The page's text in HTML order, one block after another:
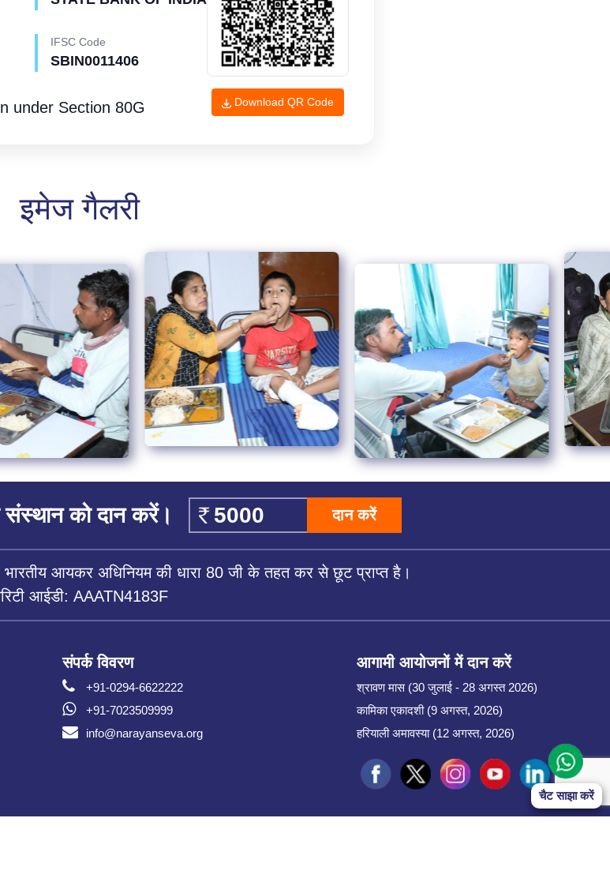
IFSC Code
SBIN0011406
under Section 80G Download QR Code
इमेज गैलरी
चैट साझा करें
संस्थान को दान करें। दान करें
भारतीय आयकर अधिनियम की धारा 80 जी के तहत कर से छूट प्राप्त है।
आईडी: AAATN4183F
संपर्क विवरण
+91-0294-6622222
+91-7023509999
info@narayanseva.org
आगामी आयोजनों में दान करें
श्रावण मास (30 जुलाई - 28 अगस्त 2026)
कामिका एकादशी (9 अगस्त, 2026)
हरियाली अमावस्या (12 अगस्त, 2026)